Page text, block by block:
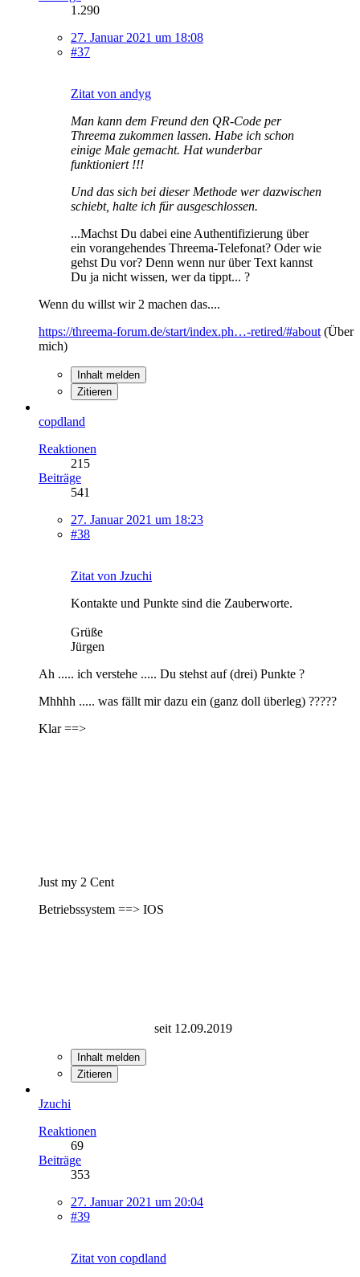
1.290
27. Januar 2021 um 18:08
#37
Zitat von andyg
Man kann dem Freund den QR-Code per
Threema zukommen lassen. Habe ich schon
einige Male gemacht. Hat wunderbar
funktioniert !!!
Und das sich bei dieser Methode wer dazwischen
schiebt, halte ich für ausgeschlossen.
...Machst Du dabei eine Authentifizierung über
ein vorangehendes Threema-Telefonat? Oder wie
gehst Du vor? Denn wenn nur über Text kannst
Du ja nicht wissen, wer da tippt... ?
Wenn du willst wir 2 machen das....
https://threema-forum.de/start/index.ph…-retired/#about (Über
mich)
Inhalt melden
Zitieren
copdland
Reaktionen
215
Beiträge
541
27. Januar 2021 um 18:23
#38
Zitat von Jzuchi
Kontakte und Punkte sind die Zauberworte.
Grüße
Jürgen
Ah ..... ich verstehe ..... Du stehst auf (drei) Punkte ?
Mhhhh ..... was fällt mir dazu ein (ganz doll überleg) ?????
Klar ==>
Just my 2 Cent
Betriebssystem ==> IOS
seit 12.09.2019
Inhalt melden
Zitieren
Jzuchi
Reaktionen
69
Beiträge
353
27. Januar 2021 um 20:04
#39
Zitat von copdland